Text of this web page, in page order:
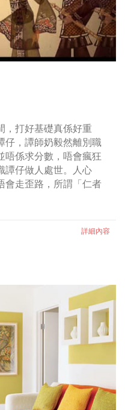
，打好基礎真係好重
仔，譚師奶毅然離別職
唔係求分數，唔會瘋狂
譚仔做人處世。人心
會走歪路，所謂「仁者
詳細內容